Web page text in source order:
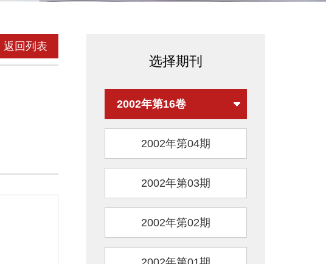
返回列表
选择期刊
2002年第16卷
2002年第04期
2002年第03期
2002年第02期